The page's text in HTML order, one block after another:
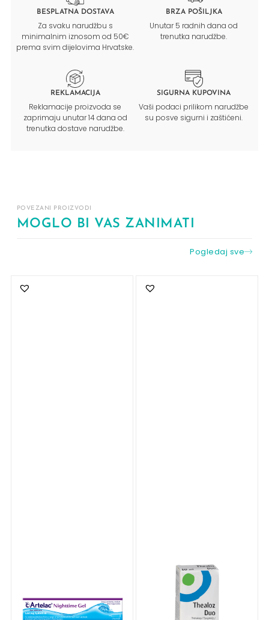
BESPLATNA DOSTAVA
Za svaku narudžbu s
minimalnim iznosom od 50€
prema svim dijelovima Hrvatske.
BRZA POŠILJKA
Unutar 5 radnih dana od
trenutka narudžbe.
REKLAMACIJA
Reklamacije proizvoda se
zaprimaju unutar 14 dana od
trenutka dostave narudžbe.
SIGURNA KUPOVINA
Vaši podaci prilikom narudžbe
su posve sigurni i zaštićeni.
POVEZANI PROIZVODI
MOGLO BI VAS ZANIMATI
Pogledaj sve